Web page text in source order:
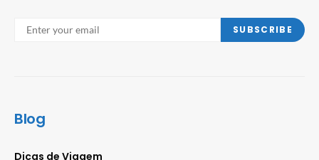
SUBSCRIBE
Blog
Dicas de Viagem